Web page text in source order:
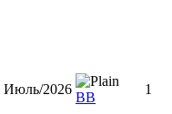
Июль/2026
ВВ
1